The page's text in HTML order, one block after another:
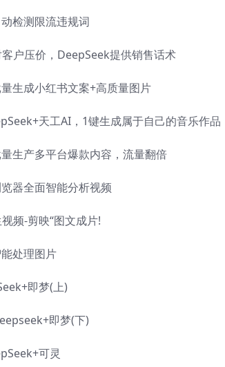
检测限流违规词
户压价，DeepSeek提供销售话术
生成小红书文案+高质量图片
天工AI，1键生成属于自己的音乐作品
生产多平台爆款内容，流量翻倍
器全面智能分析视频
频-剪映“图文成片!
处理图片
即梦(上)
即梦(下)
可灵